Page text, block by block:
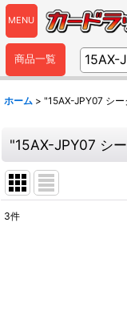
MENU
商品一覧
ホーム > "15AX-JPY07 シー
"15AX-JPY07 シ
3件